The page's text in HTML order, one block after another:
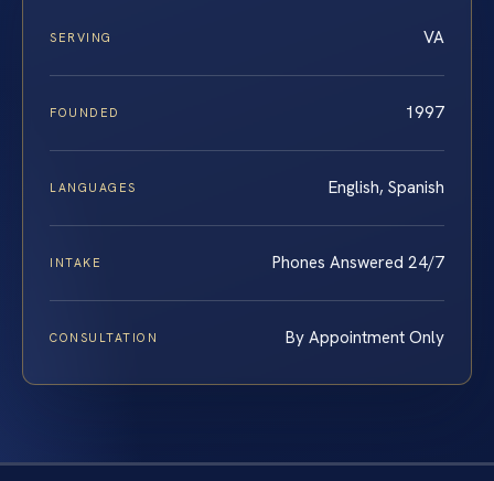
SERVING VA
FOUNDED 1997
LANGUAGES English, Spanish
INTAKE Phones Answered 24/7
CONSULTATION By Appointment Only